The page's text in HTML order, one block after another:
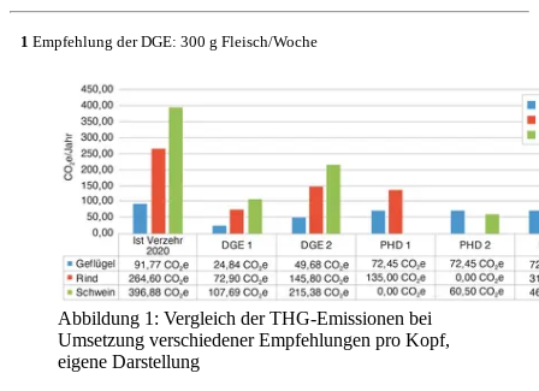
1 Empfehlung der DGE: 300 g Fleisch/Woche
Abbildung 1: Vergleich der THG-Emissionen bei
Umsetzung verschiedener Empfehlungen pro Kopf,
eigene Darstellung